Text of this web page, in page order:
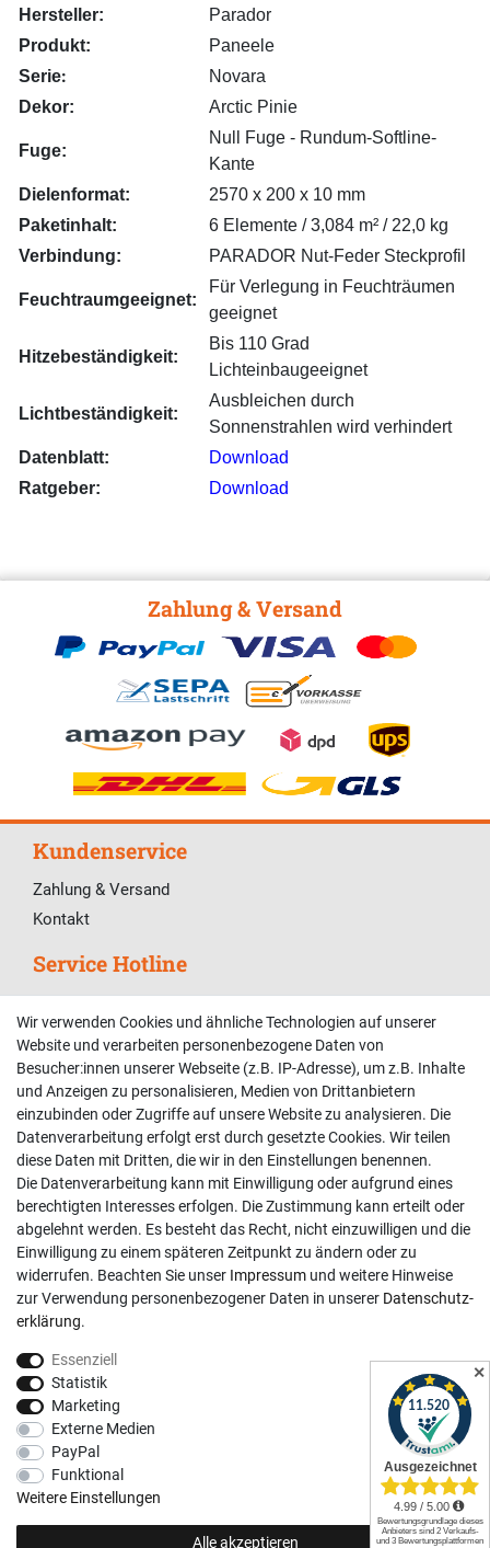
Hersteller:
Parador
Produkt:
Paneele
Serie:
Novara
Dekor:
Arctic Pinie
Fuge:
Null Fuge - Rundum-Softline-
Kante
Dielenformat:
2570 x 200 x 10 mm
Paketinhalt:
6 Elemente / 3,084 m² / 22,0 kg
Verbindung:
PARADOR Nut-Fe­der Steck­pro­fil
Feuchtraumgeeignet:
Für Verlegung in Feuchträumen
geeignet
Hitzebeständigkeit:
Bis 110 Grad
Lichteinbaugeeignet
Lichtbeständigkeit:
Ausbleichen durch
Sonnenstrahlen wird verhindert
Datenblatt:
Download
Ratgeber:
Download
Zahlung & Versand
Kundenservice
Zahlung & Versand
Kontakt
Service Hotline
Telefonische Unterstützung und Beratung unter:
02381 9878909
Mo-Fr, 9:00 - 18:00 Uhr
Sa, 9:00 - 13:00 Uhr
Kundenkonto
Registrieren
Login
Hilfe
Informationen
Impressum
Datenschutzerklärung
AGB
Vertrag widerrufen
Social Media
✕
Wir verwenden Cookies und ähnliche Technologien auf unserer
Website und verarbeiten personenbezogene Daten von
Besucher:innen unserer Webseite (z.B. IP-Adresse), um z.B. Inhalte
und Anzeigen zu personalisieren, Medien von Drittanbietern
einzubinden oder Zugriffe auf unsere Website zu analysieren. Die
Datenverarbeitung erfolgt erst durch gesetzte Cookies. Wir teilen
diese Daten mit Dritten, die wir in den Einstellungen benennen.
Die Datenverarbeitung kann mit Einwilligung oder aufgrund eines
berechtigten Interesses erfolgen. Die Zustimmung kann erteilt oder
abgelehnt werden. Es besteht das Recht, nicht einzuwilligen und die
Einwilligung zu einem späteren Zeitpunkt zu ändern oder zu
widerrufen. Beachten Sie unser Impressum und weitere Hinweise
zur Verwendung personenbezogener Daten in unserer Daten­schutz­
erklärung.
Essenziell
Statistik
Marketing
Externe Medien
PayPal
Funktional
Weitere Einstellungen
Alle akzeptieren